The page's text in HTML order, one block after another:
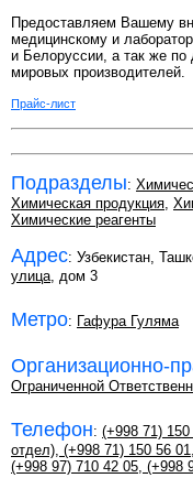
Предоставляем Вашему
медицинскому и
и Белоруссии, а так же
мировых производителей.
Прайс-лист
Подразделы:
Химическая продукция,
Химические реагенты
Адрес: Узбекистан,
улица, дом 3
Метро: Гафура Гуляма
Организационно-
Ограниченной
Телефон: (+998 71)
отдел) (+998 71) 150 56 01
(+998 97) 710 42 05 (+998